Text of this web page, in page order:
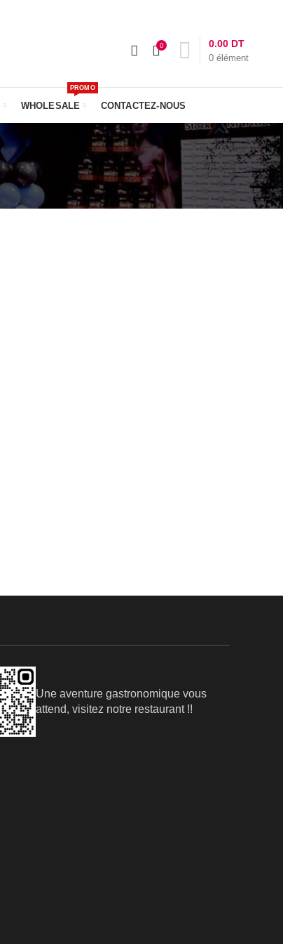
0
0élément
0.00 DT
WHOLESALE
PROMO
CONTACTEZ-NOUS
Une aventure gastronomique vous
attend, visitez notre restaurant !!